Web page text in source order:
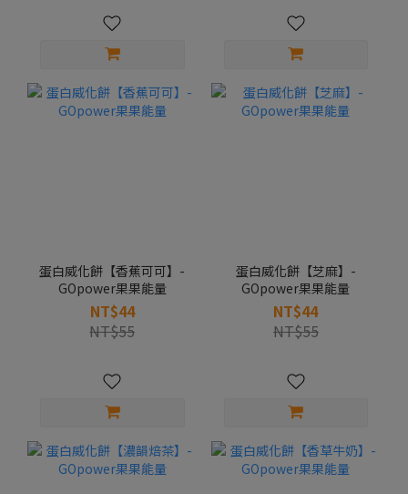
蛋白威化餅【香蕉可可】-
GOpower果果能量
NT$44
NT$55
蛋白威化餅【芝麻】-
GOpower果果能量
NT$44
NT$55